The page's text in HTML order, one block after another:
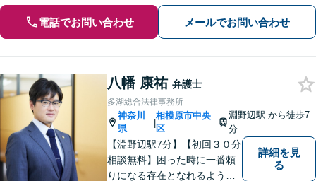
電話でお問い合わせ メールでお問い合わせ
八幡 康祐 弁護士
多湖総合法律事務所
神奈川
県
|
相模原市中央
区
淵野辺駅から徒歩7
分
【淵野辺駅7分】【初回３０分
相談無料】困った時に一番頼
りになる存在となれるよう、
詳細を見
る